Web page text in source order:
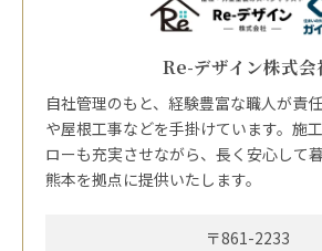
Re-デザイン株式会
自社管理のもと、経験豊富な職人が責
や屋根工事などを手掛けています。施
ローも充実させながら、長く安心して
熊本を拠点に提供いたします。
〒861-2233